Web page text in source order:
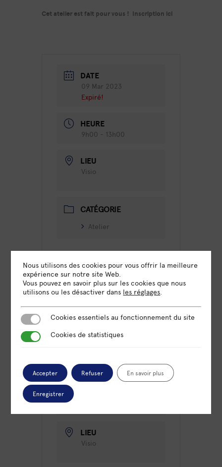
Cet atelier est fait pour vous ! Inscription ici
DATE
09 Mar 2023
Expiré!
HEURE
9h00 - 13h00
LIEU
Visio
CATÉGORIE
Atelier
Expiré!
LIEU
Visio
Nous utilisons des cookies pour vous offrir la meilleure
expérience sur notre site Web.
Vous pouvez en savoir plus sur les cookies que nous
utilisons ou les désactiver dans les réglages.
Cookies essentiels au fonctionnement du site
Cookies essentiels au fonctionnement du site
Cookies de statistiques
Cookies de statistiques
Accepter Refuser En savoir plus
Enregistrer